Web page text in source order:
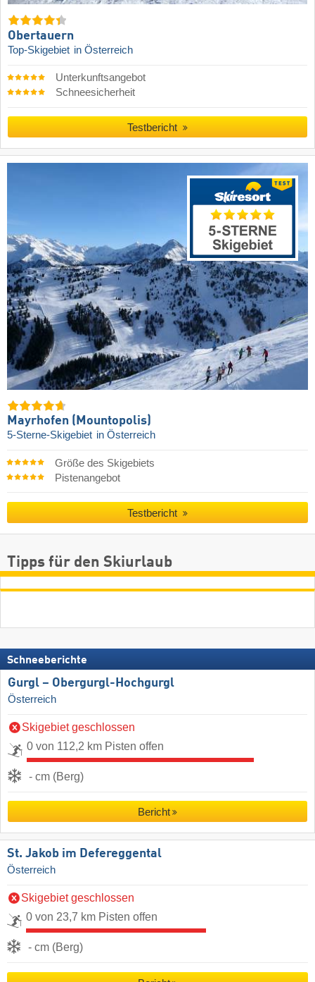
Obertauern
Top-Skigebiet in Österreich
Unterkunftsangebot
Schneesicherheit
Testbericht
Mayrhofen (Mountopolis)
5-Sterne-Skigebiet in Österreich
Größe des Skigebiets
Pistenangebot
Testbericht
Tipps für den Skiurlaub
Schneeberichte
Gurgl – Obergurgl-Hochgurgl
Österreich
Skigebiet geschlossen
0 von 112,2 km Pisten offen
- cm (Berg)
Bericht
St. Jakob im Defereggental
Österreich
Skigebiet geschlossen
0 von 23,7 km Pisten offen
- cm (Berg)